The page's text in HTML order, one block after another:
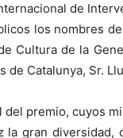
de
los nombres
Cultura de la
de Catalunya, Sr.
del premio, cuyos
la gran diversidad,